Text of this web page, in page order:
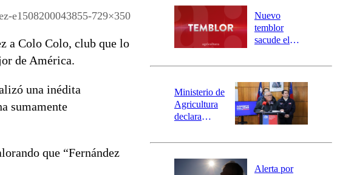
e1508200043855-729×350
a Colo Colo, club que lo
de América.
una inédita
sumamente
que “Fernández
río Damas:
activa
mensajería
SAE
Nuevo
temblor
sacude el
revisa la
epicentro
Ministerio de
Agricultura
declara
agrícola para
Alerta por